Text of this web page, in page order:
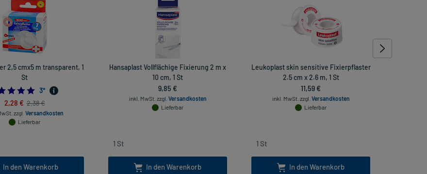
2,5 cmx5 m transparent, 1
St
5.0
3*
2,28 € 2,38 €
zzgl. Versandkosten
Lieferbar
In den Warenkorb
Hansaplast Vollflächige Fixierung 2 m x
10 cm, 1 St
9,85 €
inkl. MwSt. zzgl. Versandkosten
Lieferbar
In den Warenkorb
Leukoplast skin sensitive Fixierpflaster
2.5 cm x 2.6 m, 1 St
11,59 €
inkl. MwSt. zzgl. Versandkosten
Lieferbar
In den Warenkorb